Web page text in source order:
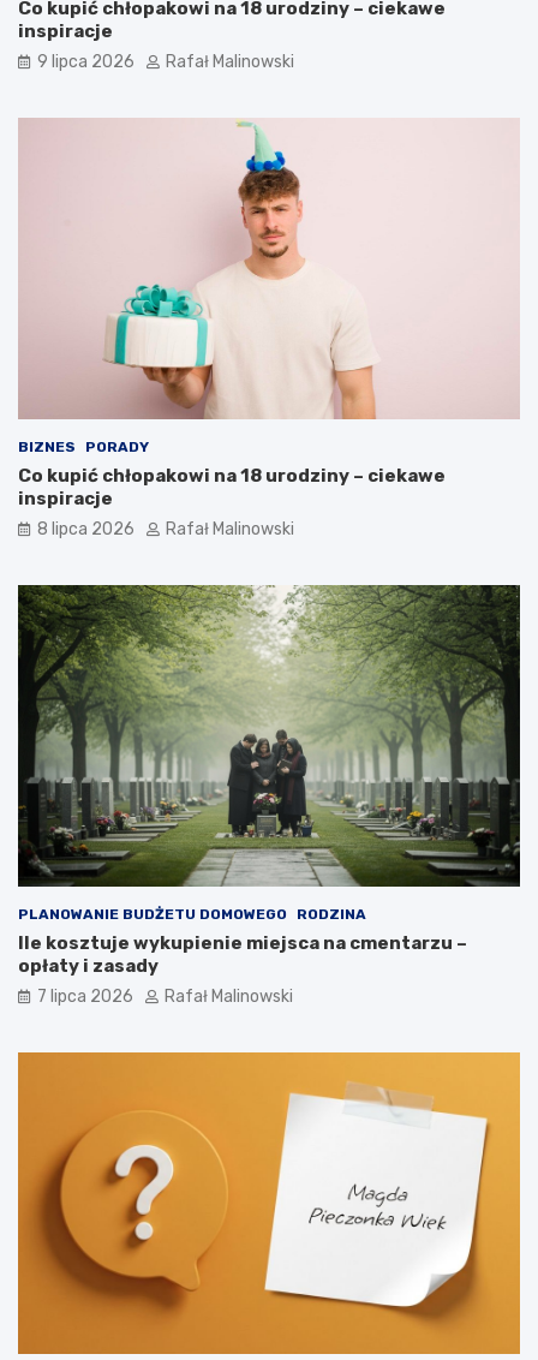
Co kupić chłopakowi na 18 urodziny – ciekawe
inspiracje
9 lipca 2026 Rafał Malinowski
BIZNES PORADY
Co kupić chłopakowi na 18 urodziny – ciekawe
inspiracje
8 lipca 2026 Rafał Malinowski
PLANOWANIE BUDŻETU DOMOWEGO RODZINA
Ile kosztuje wykupienie miejsca na cmentarzu –
opłaty i zasady
7 lipca 2026 Rafał Malinowski